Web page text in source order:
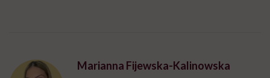
Marianna Fijewska-Kalinowska